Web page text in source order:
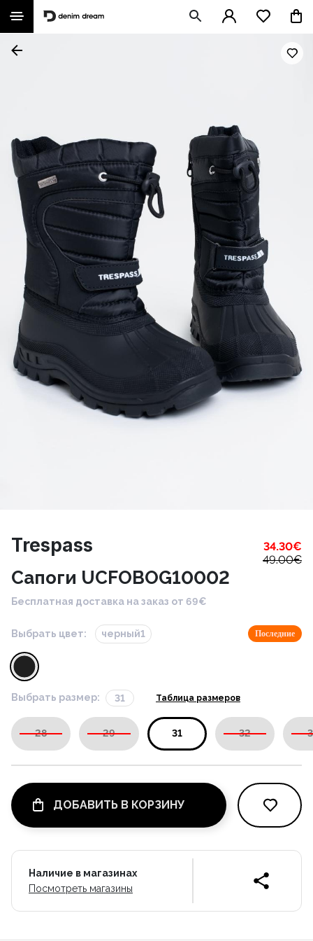
Trespass 34.30€
49.00€
Сапоги UCFOBOG10002
Бесплатная доставка на заказ от 69€
Выбрать цвет: черный1 Последние
Выбрать размер: 31 Таблица размеров
28 29 31 32
ДОБАВИТЬ В КОРЗИНУ
Наличие в магазинах
Посмотреть магазины